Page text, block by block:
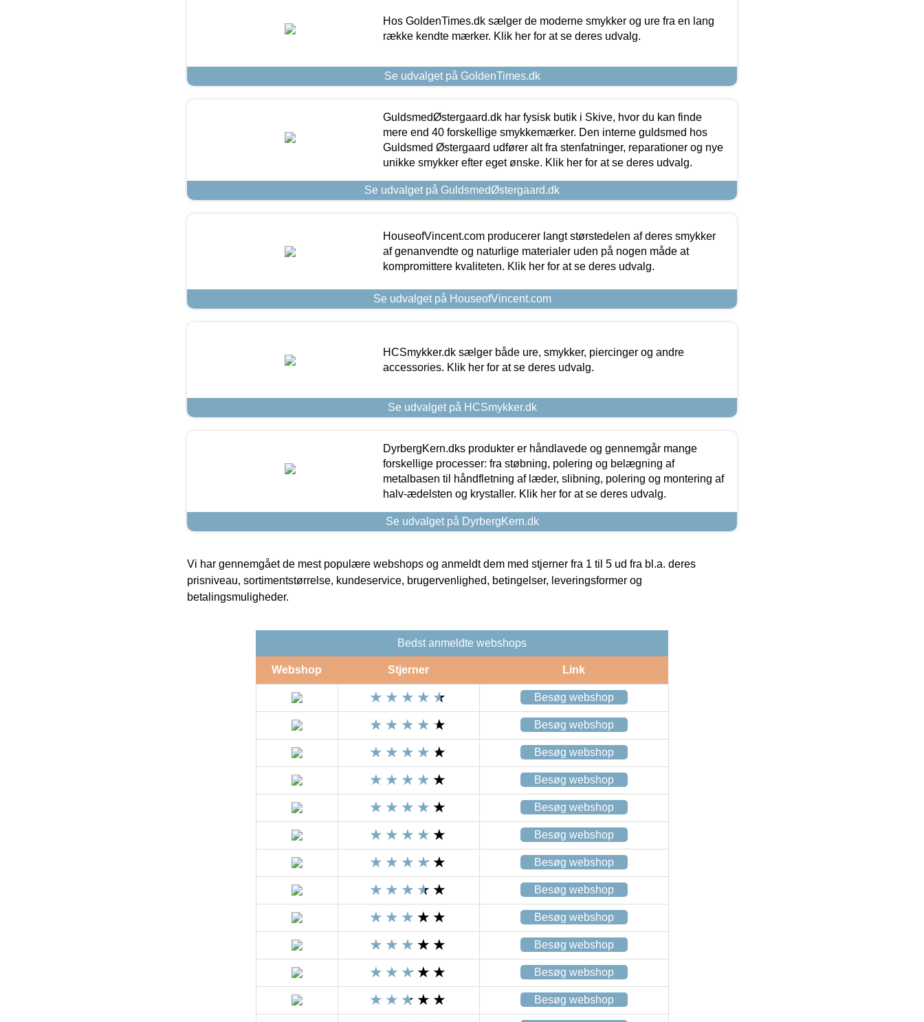
Hos GoldenTimes.dk sælger de moderne smykker og ure fra en lang
række kendte mærker. Klik her for at se deres udvalg.
Se udvalget på GoldenTimes.dk
GuldsmedØstergaard.dk har fysisk butik i Skive, hvor du kan finde
mere end 40 forskellige smykkemærker. Den interne guldsmed hos
Guldsmed Østergaard udfører alt fra stenfatninger, reparationer og nye
unikke smykker efter eget ønske. Klik her for at se deres udvalg.
Se udvalget på GuldsmedØstergaard.dk
HouseofVincent.com producerer langt størstedelen af deres smykker
af genanvendte og naturlige materialer uden på nogen måde at
kompromittere kvaliteten. Klik her for at se deres udvalg.
Se udvalget på HouseofVincent.com
HCSmykker.dk sælger både ure, smykker, piercinger og andre
accessories. Klik her for at se deres udvalg.
Se udvalget på HCSmykker.dk
DyrbergKern.dks produkter er håndlavede og gennemgår mange
forskellige processer: fra støbning, polering og belægning af
metalbasen til håndfletning af læder, slibning, polering og montering af
halv-ædelsten og krystaller. Klik her for at se deres udvalg.
Se udvalget på DyrbergKern.dk
Vi har gennemgået de mest populære webshops og anmeldt dem med stjerner fra 1 til 5 ud fra bl.a. deres
prisniveau, sortimentstørrelse, kundeservice, brugervenlighed, betingelser, leveringsformer og
betalingsmuligheder.
Bedst anmeldte webshops
Webshop Stjerner Link
Besøg webshop
Besøg webshop
Besøg webshop
Besøg webshop
Besøg webshop
Besøg webshop
Besøg webshop
Besøg webshop
Besøg webshop
Besøg webshop
Besøg webshop
Besøg webshop